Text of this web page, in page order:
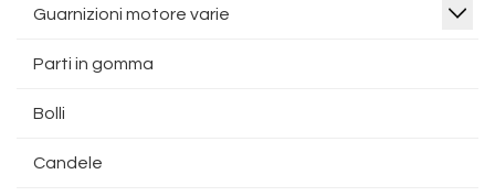
Guarnizioni motore varie
Parti in gomma
Bolli
Candele